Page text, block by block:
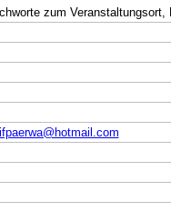
zum Veranstaltungsort,